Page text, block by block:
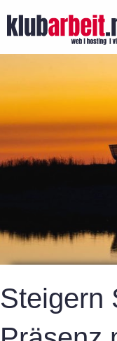
Steigern